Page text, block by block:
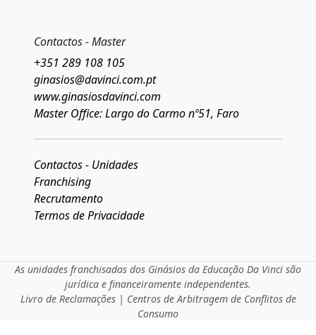
Contactos - Master
+351 289 108 105
ginasios@davinci.com.pt
www.ginasiosdavinci.com
Master Office: Largo do Carmo nº51, Faro
Contactos - Unidades
Franchising
Recrutamento
Termos de Privacidade
As unidades franchisadas dos Ginásios da Educação Da Vinci são
jurídica e financeiramente independentes.
Livro de Reclamações| Centros de Arbitragem de Conflitos de
Consumo